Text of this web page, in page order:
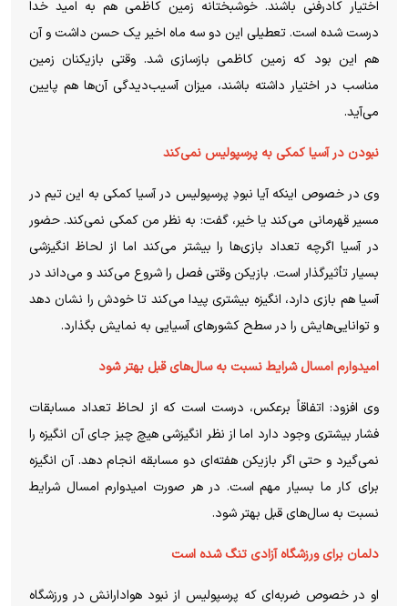
اختیار کادرفنی باشند. خوشبختانه زمین کاظمی هم به امید خدا
درست شده است. تعطیلی این دو سه ماه اخیر یک حسن داشت و آن
هم این بود که زمین کاظمی بازسازی شد. وقتی بازیکنان زمین
مناسب در اختیار داشته باشند، میزان آسیب‌دیدگی آن‌ها هم پایین
می‌آید.
نبودن در آسیا کمکی به پرسپولیس نمی‌کند
وی در خصوص اینکه آیا نبودِ پرسپولیس در آسیا کمکی به این تیم در
مسیر قهرمانی می‌کند یا خیر، گفت: به نظر من کمکی نمی‌کند. حضور
در آسیا اگرچه تعداد بازی‌ها را بیشتر می‌کند اما از لحاظ انگیزشی
بسیار تأثیرگذار است. بازیکن وقتی فصل را شروع می‌کند و می‌داند در
آسیا هم بازی دارد، انگیزه بیشتری پیدا می‌کند تا خودش را نشان دهد
و توانایی‌هایش را در سطح کشورهای آسیایی به نمایش بگذارد.
امیدوارم امسال شرایط نسبت به سال‌های قبل بهتر شود
وی افزود: اتفاقاً برعکس، درست است که از لحاظ تعداد مسابقات
فشار بیشتری وجود دارد اما از نظر انگیزشی هیچ چیز جای آن انگیزه را
نمی‌گیرد و حتی اگر بازیکن هفته‌ای دو مسابقه انجام دهد. آن انگیزه
برای کار ما بسیار مهم است. در هر صورت امیدوارم امسال شرایط
نسبت به سال‌های قبل بهتر شود.
دلمان برای ورزشگاه آزادی تنگ شده است
او در خصوص ضربه‌ای که پرسپولیس از نبود هوادارانش در ورزشگاه